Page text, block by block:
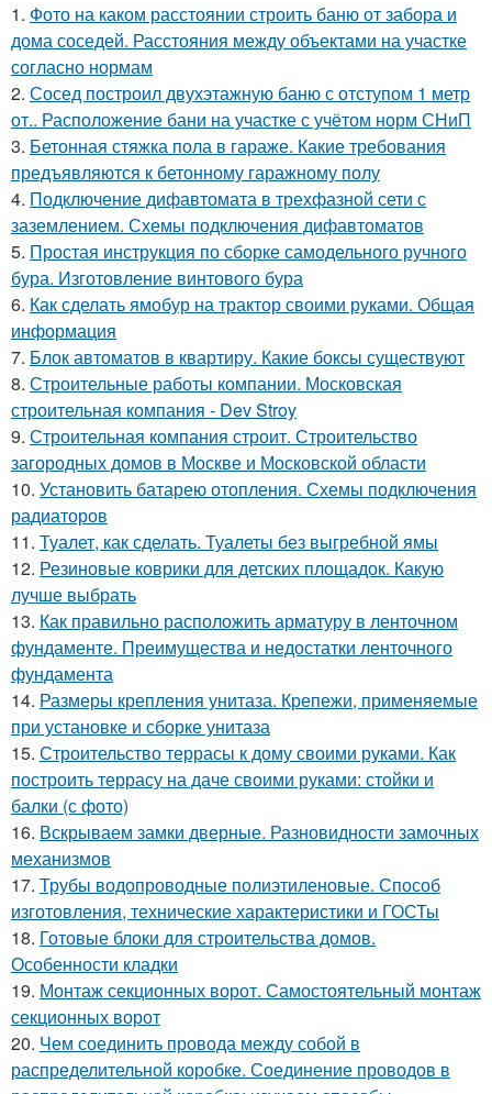
1. Фото на каком расстоянии строить баню от забора и
дома соседей. Расстояния между объектами на участке
согласно нормам
2. Сосед построил двухэтажную баню с отступом 1 метр
от.. Расположение бани на участке с учётом норм СНиП
3. Бетонная стяжка пола в гараже. Какие требования
предъявляются к бетонному гаражному полу
4. Подключение дифавтомата в трехфазной сети с
заземлением. Схемы подключения дифавтоматов
5. Простая инструкция по сборке самодельного ручного
бура. Изготовление винтового бура
6. Как сделать ямобур на трактор своими руками. Общая
информация
7. Блок автоматов в квартиру. Какие боксы существуют
8. Строительные работы компании. Московская
строительная компания - Dev Stroy
9. Строительная компания строит. Строительство
загородных домов в Москве и Московской области
10. Установить батарею отопления. Схемы подключения
радиаторов
11. Туалет, как сделать. Туалеты без выгребной ямы
12. Резиновые коврики для детских площадок. Какую
лучше выбрать
13. Как правильно расположить арматуру в ленточном
фундаменте. Преимущества и недостатки ленточного
фундамента
14. Размеры крепления унитаза. Крепежи, применяемые
при установке и сборке унитаза
15. Строительство террасы к дому своими руками. Как
построить террасу на даче своими руками: стойки и
балки (с фото)
16. Вскрываем замки дверные. Разновидности замочных
механизмов
17. Трубы водопроводные полиэтиленовые. Способ
изготовления, технические характеристики и ГОСТы
18. Готовые блоки для строительства домов.
Особенности кладки
19. Монтаж секционных ворот. Самостоятельный монтаж
секционных ворот
20. Чем соединить провода между собой в
распределительной коробке. Соединение проводов в